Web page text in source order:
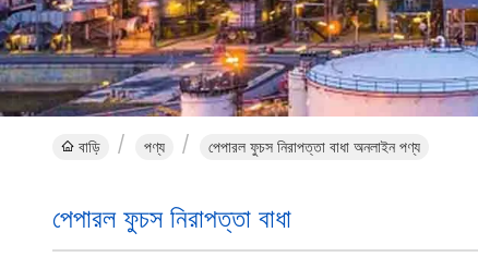
বাড়ি পণ্য পেপারল ফুচস নিরাপত্তা বাধা অনলাইন পণ্য
পেপারল ফুচস নিরাপত্তা বাধা